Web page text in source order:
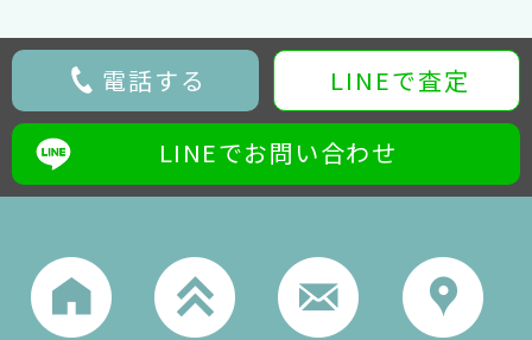
電話する LINEで査定
LINEでお問い合わせ